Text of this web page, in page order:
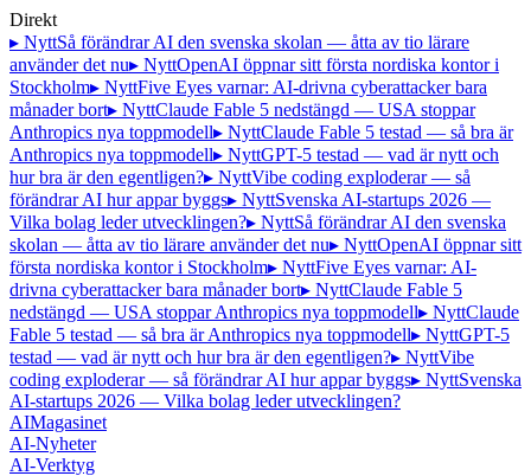
Direkt
▸ NyttSå förändrar AI den svenska skolan — åtta av tio lärare
använder det nu▸ NyttOpenAI öppnar sitt första nordiska kontor i
Stockholm▸ NyttFive Eyes varnar: AI-drivna cyberattacker bara
månader bort▸ NyttClaude Fable 5 nedstängd — USA stoppar
Anthropics nya toppmodell▸ NyttClaude Fable 5 testad — så bra är
Anthropics nya toppmodell▸ NyttGPT-5 testad — vad är nytt och
hur bra är den egentligen?▸ NyttVibe coding exploderar — så
förändrar AI hur appar byggs▸ NyttSvenska AI-startups 2026 —
Vilka bolag leder utvecklingen?▸ NyttSå förändrar AI den svenska
skolan — åtta av tio lärare använder det nu▸ NyttOpenAI öppnar sitt
första nordiska kontor i Stockholm▸ NyttFive Eyes varnar: AI-
drivna cyberattacker bara månader bort▸ NyttClaude Fable 5
nedstängd — USA stoppar Anthropics nya toppmodell▸ NyttClaude
Fable 5 testad — så bra är Anthropics nya toppmodell▸ NyttGPT-5
testad — vad är nytt och hur bra är den egentligen?▸ NyttVibe
coding exploderar — så förändrar AI hur appar byggs▸ NyttSvenska
AI-startups 2026 — Vilka bolag leder utvecklingen?
AIMagasinet
AI-Nyheter
AI-Verktyg